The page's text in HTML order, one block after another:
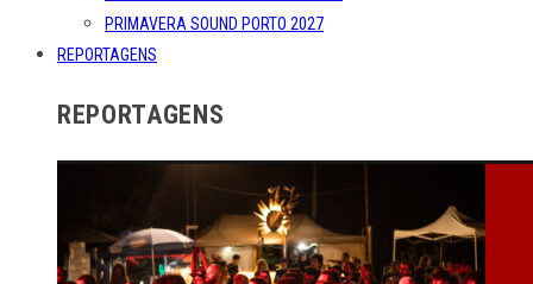
PRIMAVERA SOUND PORTO 2027
REPORTAGENS
REPORTAGENS